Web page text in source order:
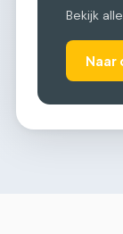
Bekijk
Naar